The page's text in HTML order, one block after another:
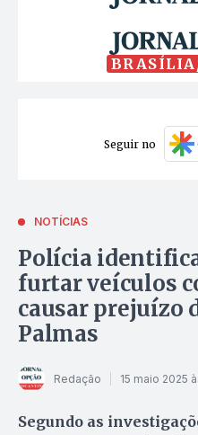
Seguir no
NOTÍCIAS
Polícia
furtar veículos
causar prejuízo
Palmas
Redação 15 maio 2025
Segundo as